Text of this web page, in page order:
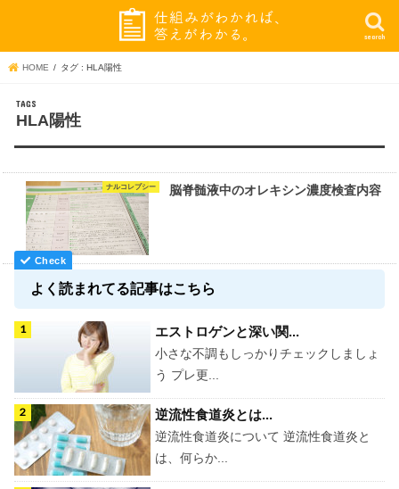
search
HOME タグ : HLA陽性
HLA陽性
ナルコレプシー 脳脊髄液中のオレキシン濃度検査内容
よく読まれてる記事はこちら
エストロゲンと深い関...
小さな不調もしっかりチェックしましょ
う プレ更...
逆流性食道炎とは...
逆流性食道炎について 逆流性食道炎と
は、何らか...